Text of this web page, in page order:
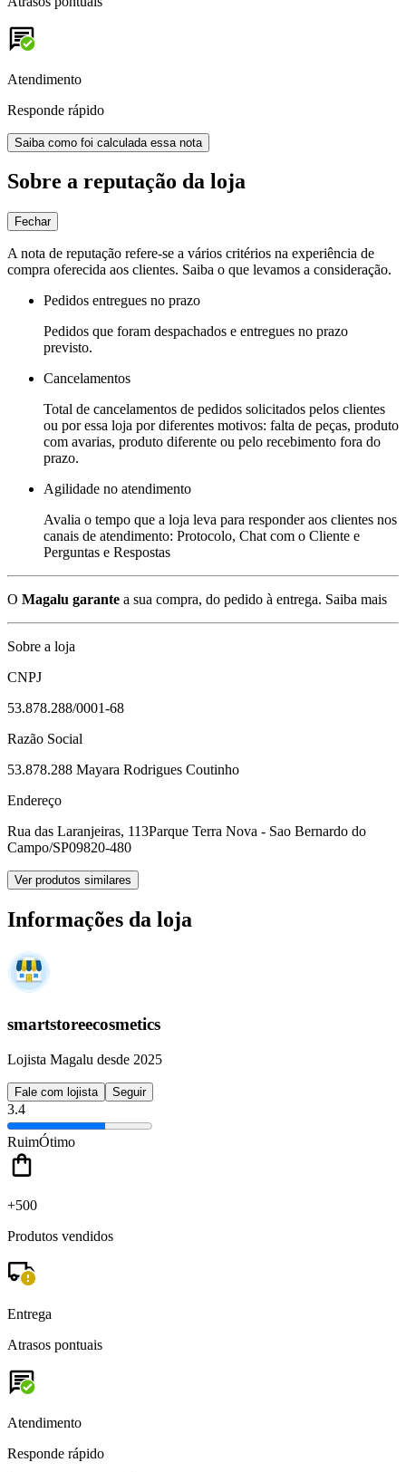
Atendimento
Responde rápido
Saiba como foi calculada essa nota
Sobre a reputação da loja
Fechar
A nota de reputação refere-se a vários critérios na experiência de
compra oferecida aos clientes. Saiba o que levamos a consideração.
Pedidos entregues no prazo
Pedidos que foram despachados e entregues no prazo
previsto.
Cancelamentos
Total de cancelamentos de pedidos solicitados pelos clientes
ou por essa loja por diferentes motivos: falta de peças, produto
com avarias, produto diferente ou pelo recebimento fora do
prazo.
Agilidade no atendimento
Avalia o tempo que a loja leva para responder aos clientes nos
canais de atendimento: Protocolo, Chat com o Cliente e
Perguntas e Respostas
O Magalu garante a sua compra, do pedido à entrega. Saiba mais
Sobre a loja
CNPJ
53.878.288/0001-68
Razão Social
53.878.288 Mayara Rodrigues Coutinho
Endereço
Rua das Laranjeiras, 113Parque Terra Nova - Sao Bernardo do
Campo/SP09820-480
Ver produtos similares
Informações da loja
smartstoreecosmetics
Lojista Magalu desde 2025
Fale com lojista Seguir
3.4
RuimÓtimo
+500
Produtos vendidos
Entrega
Atrasos pontuais
Atendimento
Responde rápido